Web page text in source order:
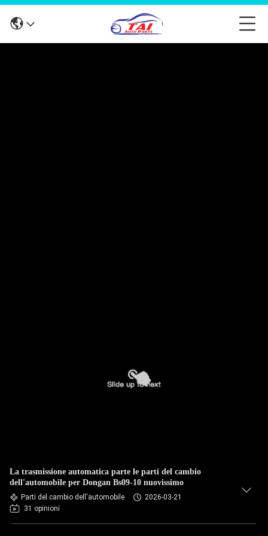
La trasmissione automatica parte le parti del cambio
dell'automobile per Dongan Bs09-10 nuovissimo
Parti del cambio dell'automobile
2026-03-21
31 opinioni